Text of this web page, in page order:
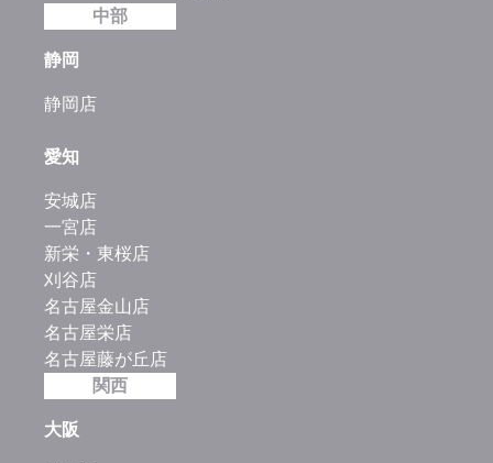
中部
静岡
静岡店
愛知
安城店
一宮店
新栄・東桜店
刈谷店
名古屋金山店
名古屋栄店
名古屋藤が丘店
関西
大阪